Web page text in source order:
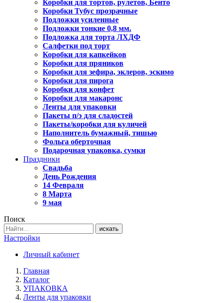
Коробки для тортов, рулетов, Бенто
Коробки Тубус прозрачные
Подложки усиленные
Подложки тонкие 0,8 мм.
Подложка для торта ЛХДФ
Салфетки под торт
Коробки для капкейков
Коробки для пряников
Коробки для зефира, эклеров, эскимо
Коробки для пирога
Коробки для конфет
Коробки для макаронс
Ленты для упаковки
Пакеты п/э для сладостей
Пакеты/коробки для куличей
Наполнитель бумажный, тишью
Фольга оберточная
Подарочная упаковка, сумки
Праздники
Свадьба
День Рождения
14 Февраля
8 Марта
9 мая
Поиск
искать
Настройки
Личный кабинет
Главная
Каталог
УПАКОВКА
Ленты для упаковки